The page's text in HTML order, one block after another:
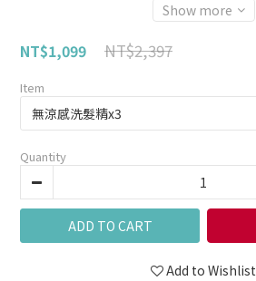
Show more
NT$1,099 NT$2,397
Item
Quantity
ADD TO CART
Add to Wishlist